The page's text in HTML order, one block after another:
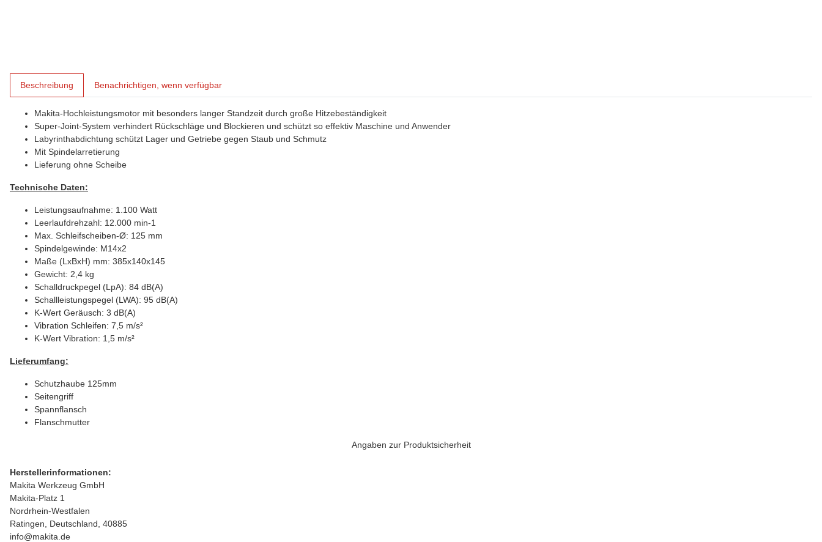
Beschreibung Benachrichtigen, wenn verfügbar
Makita-Hochleistungsmotor mit besonders langer Standzeit durch große Hitzebeständigkeit
Super-Joint-System verhindert Rückschläge und Blockieren und schützt so effektiv Maschine und Anwender
Labyrinthabdichtung schützt Lager und Getriebe gegen Staub und Schmutz
Mit Spindelarretierung
Lieferung ohne Scheibe
Technische Daten:
Leistungsaufnahme: 1.100 Watt
Leerlaufdrehzahl: 12.000 min-1
Max. Schleifscheiben-Ø: 125 mm
Spindelgewinde: M14x2
Maße (LxBxH) mm: 385x140x145
Gewicht: 2,4 kg
Schalldruckpegel (LpA): 84 dB(A)
Schallleistungspegel (LWA): 95 dB(A)
K-Wert Geräusch: 3 dB(A)
Vibration Schleifen: 7,5 m/s²
K-Wert Vibration: 1,5 m/s²
Lieferumfang:
Schutzhaube 125mm
Seitengriff
Spannflansch
Flanschmutter
Angaben zur Produktsicherheit
Herstellerinformationen:
Makita Werkzeug GmbH
Makita-Platz 1
Nordrhein-Westfalen
Ratingen, Deutschland, 40885
info@makita.de